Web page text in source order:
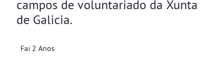
campos de voluntariado da Xunta
de Galicia.
Fai 2 Anos